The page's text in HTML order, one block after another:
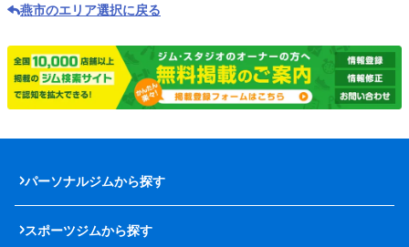
燕市のエリア選択に戻る
パーソナルジムから探す
スポーツジムから探す